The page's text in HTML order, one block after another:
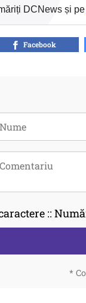
DCNews și pe
Facebook
::
*